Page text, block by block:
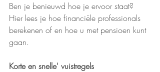
Ben je benieuwd hoe je ervoor staat?
Hier lees je hoe financiële professionals
berekenen of en hoe u met pensioen kunt
gaan.
Korte en snelle' vuistregels